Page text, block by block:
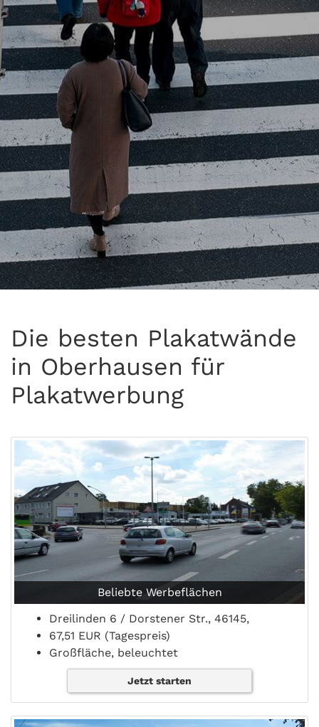
Die besten Plakatwände
in Oberhausen für
Plakatwerbung
Beliebte Werbeflächen
Dreilinden 6 / Dorstener Str., 46145,
67,51 EUR (Tagespreis)
Großfläche, beleuchtet
Jetzt starten